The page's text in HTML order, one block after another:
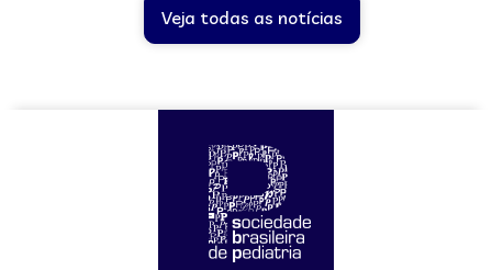
Veja todas as notícias